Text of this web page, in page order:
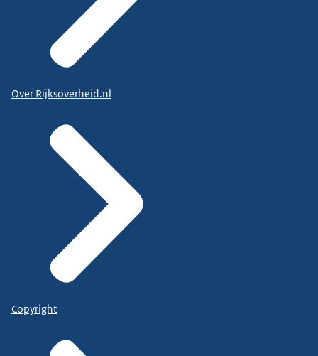
Over Rijksoverheid.nl
Copyright